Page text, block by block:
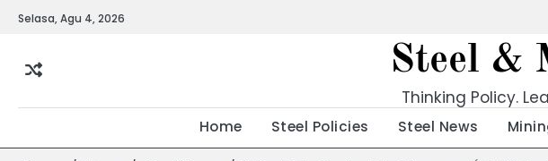
SkipSelasa, Agu 4, 2026
Steel &
Thinking Policy.
Home Steel Policies Steel News